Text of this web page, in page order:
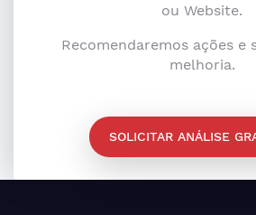
ou Website.
Recomendaremos ações e
melhoria.
SOLICITAR ANÁLISE